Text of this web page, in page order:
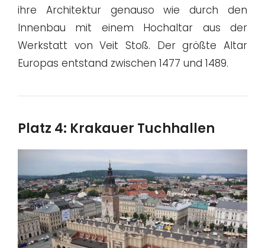
ihre Architektur genauso wie durch den
Innenbau mit einem Hochaltar aus der
Werkstatt von Veit Stoß. Der größte Altar
Europas entstand zwischen 1477 und 1489.
Platz 4: Krakauer Tuchhallen